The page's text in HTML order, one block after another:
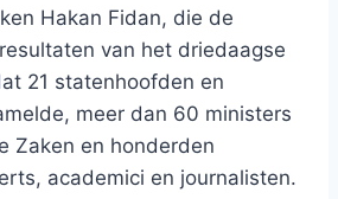
Hakan Fidan, die de
van het driedaagse
21 statenhoofden en
meer dan 60 ministers
Zaken en honderden
academici en journalisten.